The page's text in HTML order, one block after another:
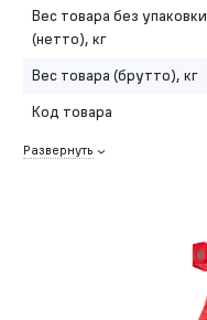
Вес товара без упаковки
(нетто), кг
Вес товара (брутто), кг
Код товара
Развернуть